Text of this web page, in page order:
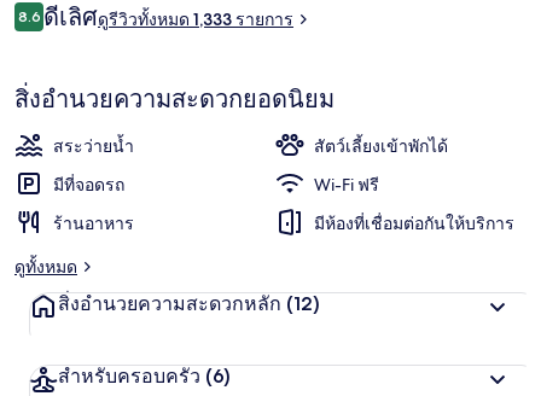
รีวิว
8.68.6 จาก 10
ดีเลิศดูรีวิวทั้งหมด 1,333 รายการ
สิ่งอำนวยความสะดวกยอดนิยม
สระว่ายน้ำ
สัตว์เลี้ยงเข้าพักได้
มีที่จอดรถ
Wi-Fi ฟรี
ร้านอาหาร
มีห้องที่เชื่อมต่อกันให้บริการ
ดูทั้งหมด
สิ่งอำนวยความสะดวกหลัก (12)
สำหรับครอบครัว (6)